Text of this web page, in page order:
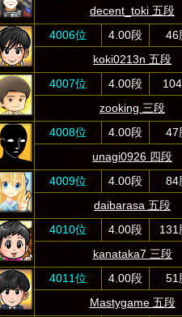
decent_toki 五段
4006位
4.00段
46
koki0213n 五段
4007位
4.00段
zooking 三段
4008位
4.00段
47
unagi0926 四段
4009位
4.00段
84
daibarasa 五段
4010位
4.00段
131
kanataka7 三段
4011位
4.00段
51
Mastygame 五段